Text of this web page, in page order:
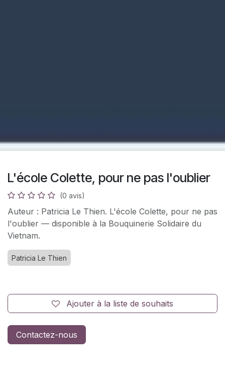
L'école Colette, pour ne pas l'oublier
(0 avis)
Auteur : Patricia Le Thien. L'école Colette, pour ne pas
l'oublier — disponible à la Bouquinerie Solidaire du
Vietnam.
Patricia Le Thien
Ajouter à la liste de souhaits
Contactez-nous